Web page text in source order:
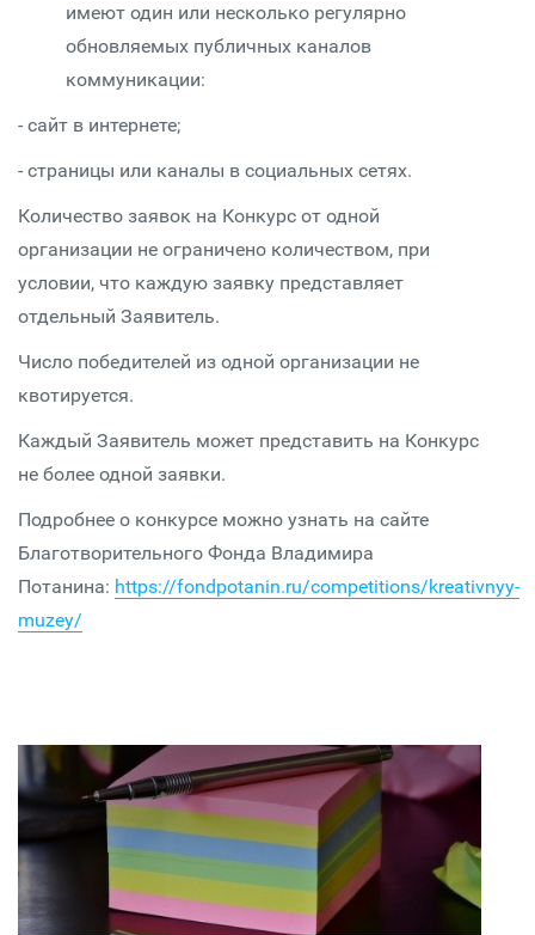
имеют один или несколько регулярно
обновляемых публичных каналов
коммуникации:
- сайт в интернете;
- страницы или каналы в социальных сетях.
Количество заявок на Конкурс от одной
организации не ограничено количеством, при
условии, что каждую заявку представляет
отдельный Заявитель.
Число победителей из одной организации не
квотируется.
Каждый Заявитель может представить на Конкурс
не более одной заявки.
Подробнее о конкурсе можно узнать на сайте
Благотворительного Фонда Владимира
Потанина: https://fondpotanin.ru/competitions/kreativnyy-
muzey/